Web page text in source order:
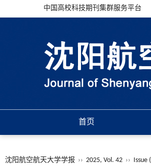
中国高校科技期刊集群服务平台
首页
沈阳航空航天大学学报 ›› 2025, Vol. 42 ›› Issue